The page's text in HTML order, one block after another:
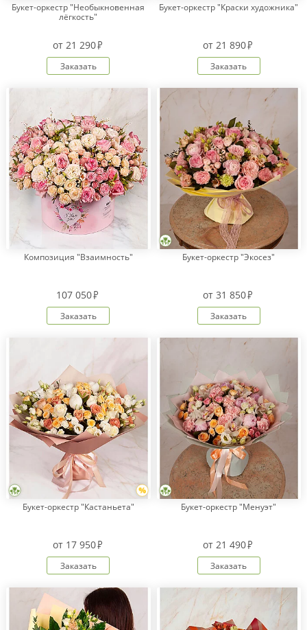
Букет-оркестр "Необыкновенная
лёгкость"
от 21 290
Заказать
Букет-оркестр "Краски художника"
от21 890
Заказать
Композиция "Взаимность"
107 050
Заказать
Букет-оркестр "Экосез"
от31 850
Заказать
Букет-оркестр "Кастаньета"
от 17 950
Заказать
Букет-оркестр "Менуэт"
от21 490
Заказать